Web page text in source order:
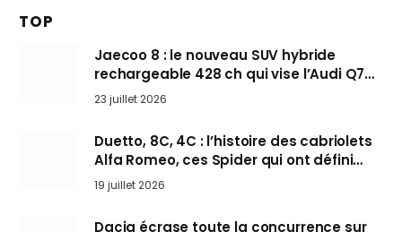
TOP
Jaecoo 8 : le nouveau SUV hybride
rechargeable 428 ch qui vise l’Audi Q7
arrive en Europe cet automne
23 juillet 2026
Duetto, 8C, 4C : l’histoire des cabriolets
Alfa Romeo, ces Spider qui ont défini
l’art de rouler cheveux au vent
19 juillet 2026
Dacia écrase toute la concurrence sur